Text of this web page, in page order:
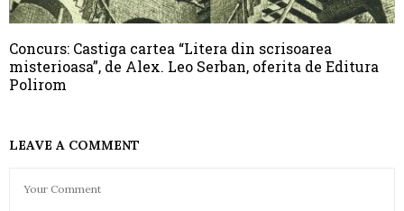
Concurs: Castiga cartea “Litera din scrisoarea
misterioasa”, de Alex. Leo Serban, oferita de Editura
Polirom
LEAVE A COMMENT